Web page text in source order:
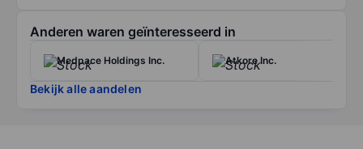
Anderen waren geïnteresseerd in
Medpace Holdings Inc. Atkore Inc.
Bekijk alle aandelen